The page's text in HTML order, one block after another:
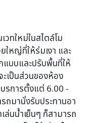
ทใหม่ในสไตล์โม
ใหญ่ที่ให้ร่มเงา และ
บบและปรับพื้นที่ให้
เป็นส่วนของห้อง
บรการตั้งแต่ 6.00 -
ถมานั่งรับประทานอา
ล่นน้ำเย็นๆ ก็สามารถ